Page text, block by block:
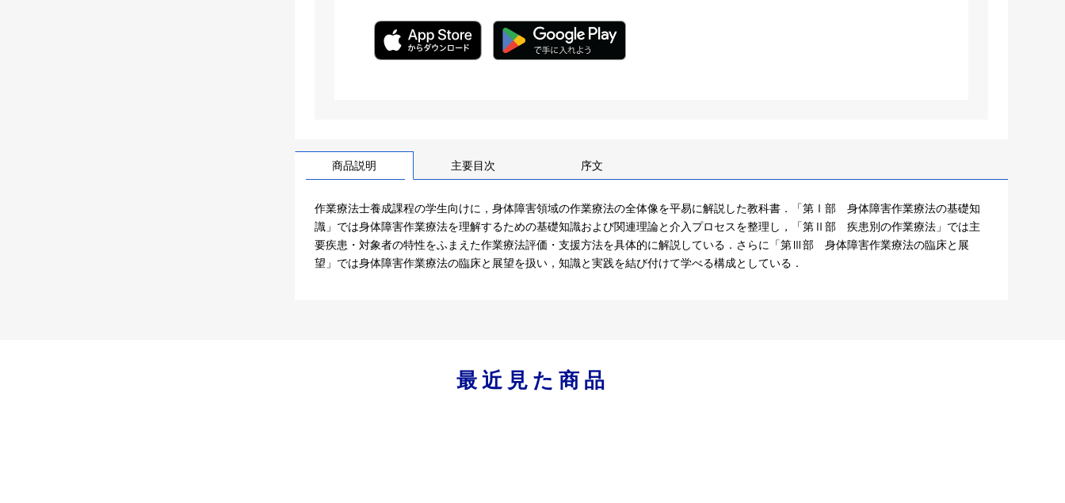
商品説明 主要目次 序文
作業療法士養成課程の学生向けに，身体障害領域の作業療法の全体像を平易に解説した教科書．「第Ⅰ部 身体障害作業療法の基礎知
識」では身体障害作業療法を理解するための基礎知識および関連理論と介入プロセスを整理し，「第Ⅱ部 疾患別の作業療法」では主
要疾患・対象者の特性をふまえた作業療法評価・支援方法を具体的に解説している．さらに「第Ⅲ部 身体障害作業療法の臨床と展
望」では身体障害作業療法の臨床と展望を扱い，知識と実践を結び付けて学べる構成としている．
最近見た商品